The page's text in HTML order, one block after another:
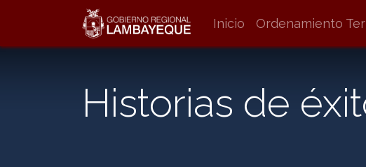
Inicio Ordenamiento
Historias de